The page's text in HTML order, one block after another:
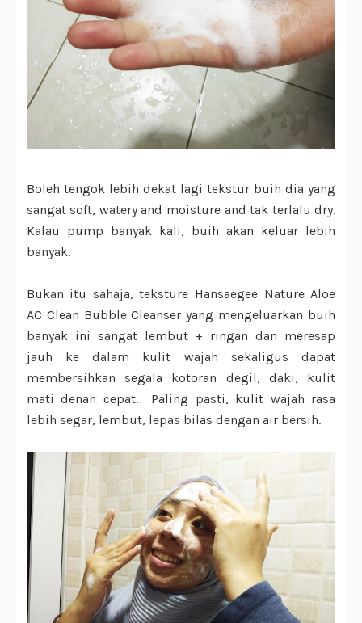
Boleh tengok lebih dekat lagi tekstur buih dia yang
sangat soft, watery and moisture and tak terlalu dry.
Kalau pump banyak kali, buih akan keluar lebih
banyak.
Bukan itu sahaja, teksture Hansaegee Nature Aloe
AC Clean Bubble Cleanser yang mengeluarkan buih
banyak ini sangat lembut + ringan dan meresap
jauh ke dalam kulit wajah sekaligus dapat
membersihkan segala kotoran degil, daki, kulit
mati denan cepat. Paling pasti, kulit wajah rasa
lebih segar, lembut, lepas bilas dengan air bersih.